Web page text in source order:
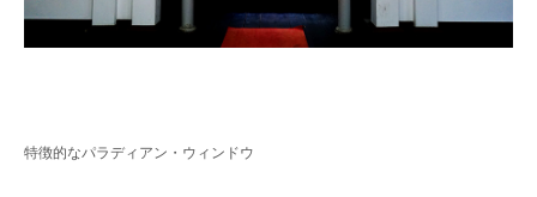
特徴的なパラディアン・ウィンドウ